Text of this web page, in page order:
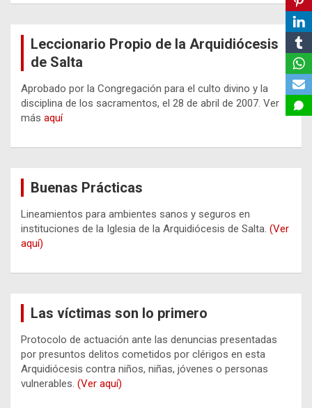
Leccionario Propio de la Arquidiócesis
de Salta
Aprobado por la Congregación para el culto divino y la
disciplina de los sacramentos, el 28 de abril de 2007. Ver
más aquí
Buenas Prácticas
Lineamientos para ambientes sanos y seguros en
instituciones de la Iglesia de la Arquidiócesis de Salta. (Ver
aquí)
Las víctimas son lo primero
Protocolo de actuación ante las denuncias presentadas
por presuntos delitos cometidos por clérigos en esta
Arquidiócesis contra niños, niñas, jóvenes o personas
vulnerables. (Ver aquí)